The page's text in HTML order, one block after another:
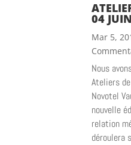
04
Mar 5,
Nous
Ateliers
Novotel
nouvelle
relation
déroulera